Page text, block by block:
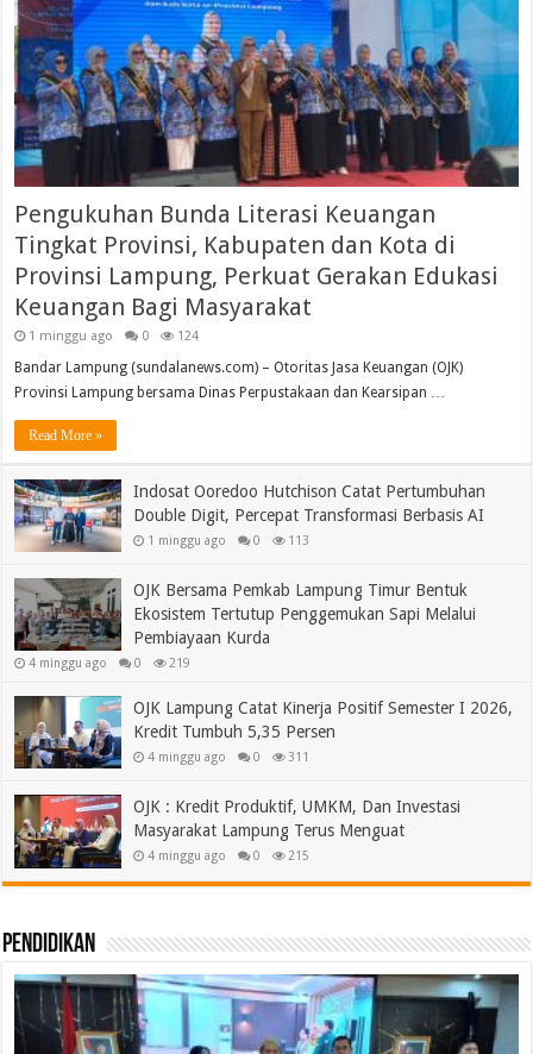
Pengukuhan Bunda Literasi Keuangan
Tingkat Provinsi, Kabupaten dan Kota di
Provinsi Lampung, Perkuat Gerakan Edukasi
Keuangan Bagi Masyarakat
1 minggu ago 0 124
Bandar Lampung (sundalanews.com) – Otoritas Jasa Keuangan (OJK)
Provinsi Lampung bersama Dinas Perpustakaan dan Kearsipan …
Read More »
Indosat Ooredoo Hutchison Catat Pertumbuhan
Double Digit, Percepat Transformasi Berbasis AI
1 minggu ago 0 113
OJK Bersama Pemkab Lampung Timur Bentuk
Ekosistem Tertutup Penggemukan Sapi Melalui
Pembiayaan Kurda
4 minggu ago 0 219
OJK Lampung Catat Kinerja Positif Semester I 2026,
Kredit Tumbuh 5,35 Persen
4 minggu ago 0 311
OJK : Kredit Produktif, UMKM, Dan Investasi
Masyarakat Lampung Terus Menguat
4 minggu ago 0 215
Pendidikan